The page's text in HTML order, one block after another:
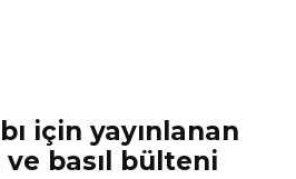
için yayınlanan
ve basıl bülteni